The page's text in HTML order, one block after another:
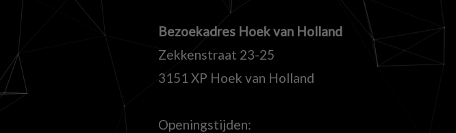
Bezoekadres Hoek van Holland
Zekkenstraat 23-25
3151 XP Hoek van Holland
Openingstijden: